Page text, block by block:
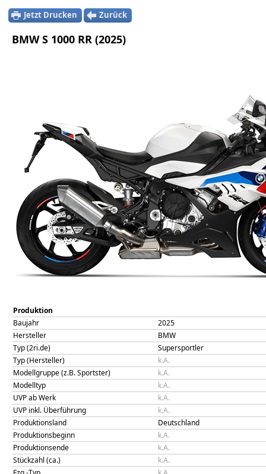
Jetzt Drucken Zurück
BMW S 1000 RR (2025)
Produktion
Baujahr
2025
Hersteller
BMW
Typ (2ri.de)
Supersportler
Typ (Hersteller)
k.A.
Modellgruppe (z.B. Sportster)
k.A.
Modelltyp
k.A.
UVP ab Werk
k.A.
UVP inkl. Überführung
k.A.
Produktionsland
Deutschland
Produktionsbeginn
k.A.
Produktionsende
k.A.
Stückzahl (ca.)
k.A.